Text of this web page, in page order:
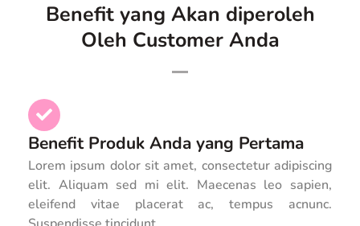
Benefit yang Akan diperoleh
Oleh Customer Anda
Benefit Produk Anda yang Pertama
Lorem ipsum dolor sit amet, consectetur adipiscing
elit. Aliquam sed mi elit. Maecenas leo sapien,
eleifend vitae placerat ac, tempus acnunc.